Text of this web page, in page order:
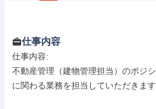
仕事内容
仕事内容:
不動産管理（建物管理担当）のポジ
に関わる業務を担当していただきます